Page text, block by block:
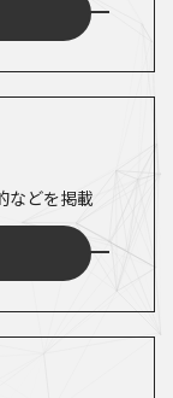
などを掲載